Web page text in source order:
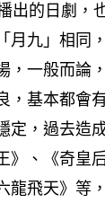
出的日劇，
月九」相同
，一般而論
，基本都會
定，過去造
》、《奇皇
龍飛天》等